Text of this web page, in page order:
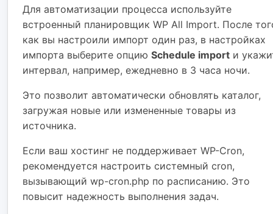
Для автоматизации процесса используйте
встроенный планировщик WP All Import. После
как вы настроили импорт один раз, в настройках
импорта выберите опцию Schedule import и
интервал, например, ежедневно в 3 часа ночи.
Это позволит автоматически обновлять каталог,
загружая новые или измененные товары из
источника.
Если ваш хостинг не поддерживает WP-Cron,
рекомендуется настроить системный cron,
вызывающий wp-cron.php по расписанию. Это
повысит надежность выполнения задач.